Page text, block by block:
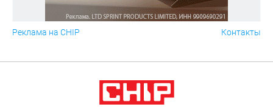
Реклама на CHIP Контакты